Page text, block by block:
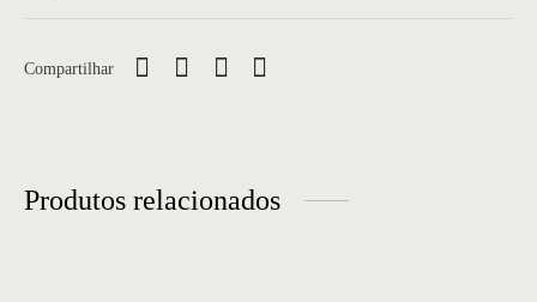
Compartilhar
Produtos relacionados